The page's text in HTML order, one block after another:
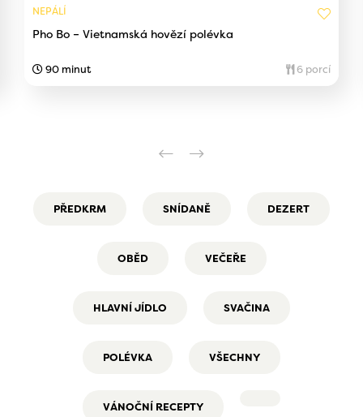
NEPÁLÍ
Pho Bo – Vietnamská hovězí polévka
90 minut 6 porcí
PŘEDKRM SNÍDANĚ DEZERT
OBĚD VEČEŘE
HLAVNÍ JÍDLO SVAČINA
POLÉVKA VŠECHNY
VÁNOČNÍ RECEPTY